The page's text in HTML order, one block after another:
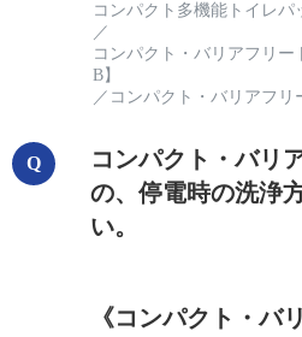
コンパクト多機能トイレパ
／
コンパクト・バリアフリ
B】
／ コンパクト・バリアフリ
コンパクト・バリ
の、停電時の洗浄
い。
《コンパクト・バ